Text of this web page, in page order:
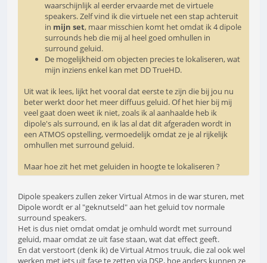
waarschijnlijk al eerder ervaarde met de virtuele
speakers. Zelf vind ik die virtuele net een stap achteruit
in mijn set, maar misschien komt het omdat ik 4 dipole
surrounds heb die mij al heel goed omhullen in
surround geluid.
De mogelijkheid om objecten precies te lokaliseren, wat
mijn inziens enkel kan met DD TrueHD.
Uit wat ik lees, lijkt het vooral dat eerste te zijn die bij jou nu
beter werkt door het meer diffuus geluid. Of het hier bij mij
veel gaat doen weet ik niet, zoals ik al aanhaalde heb ik
dipole's als surround, en ik las al dat dit afgeraden wordt in
een ATMOS opstelling, vermoedelijk omdat ze je al rijkelijk
omhullen met surround geluid.
Maar hoe zit het met geluiden in hoogte te lokaliseren ?
Dipole speakers zullen zeker Virtual Atmos in de war sturen, met
Dipole wordt er al "geknutseld" aan het geluid tov normale
surround speakers.
Het is dus niet omdat omdat je omhuld wordt met surround
geluid, maar omdat ze uit fase staan, wat dat effect geeft.
En dat verstoort (denk ik) de Virtual Atmos truuk, die zal ook wel
werken met iets uit fase te zetten via DSP, hoe anders kunnen ze